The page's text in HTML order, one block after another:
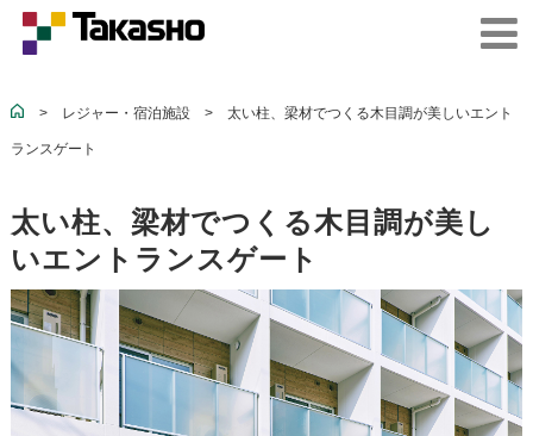
> レジャー・宿泊施設 > 太い柱、梁材でつくる木目調が美しいエント
ランスゲート
太い柱、梁材でつくる木目調が美し
いエントランスゲート